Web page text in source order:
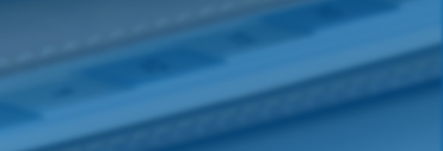
ワンプライス
ガス漏洩点検
防カビ抗菌コート